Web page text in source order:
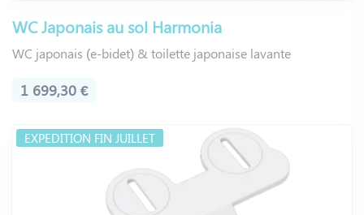
WC Japonais au sol Harmonia
WC japonais (e-bidet) & toilette japonaise lavante
1 699,30 €
EXPEDITION FIN JUILLET